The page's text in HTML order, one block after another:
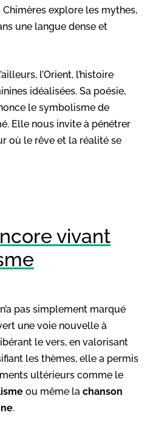
explore les mythes,
une langue dense et
l’Orient, l’histoire
idéalisées. Sa poésie,
le symbolisme de
Elle nous invite à pénétrer
où le rêve et la réalité se
vivant
n’a pas simplement marqué
une voie nouvelle à
le vers, en valorisant
les thèmes, elle a permis
ultérieurs comme le
ou même la chanson
.